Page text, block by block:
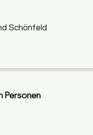
Schönfeld
Personen